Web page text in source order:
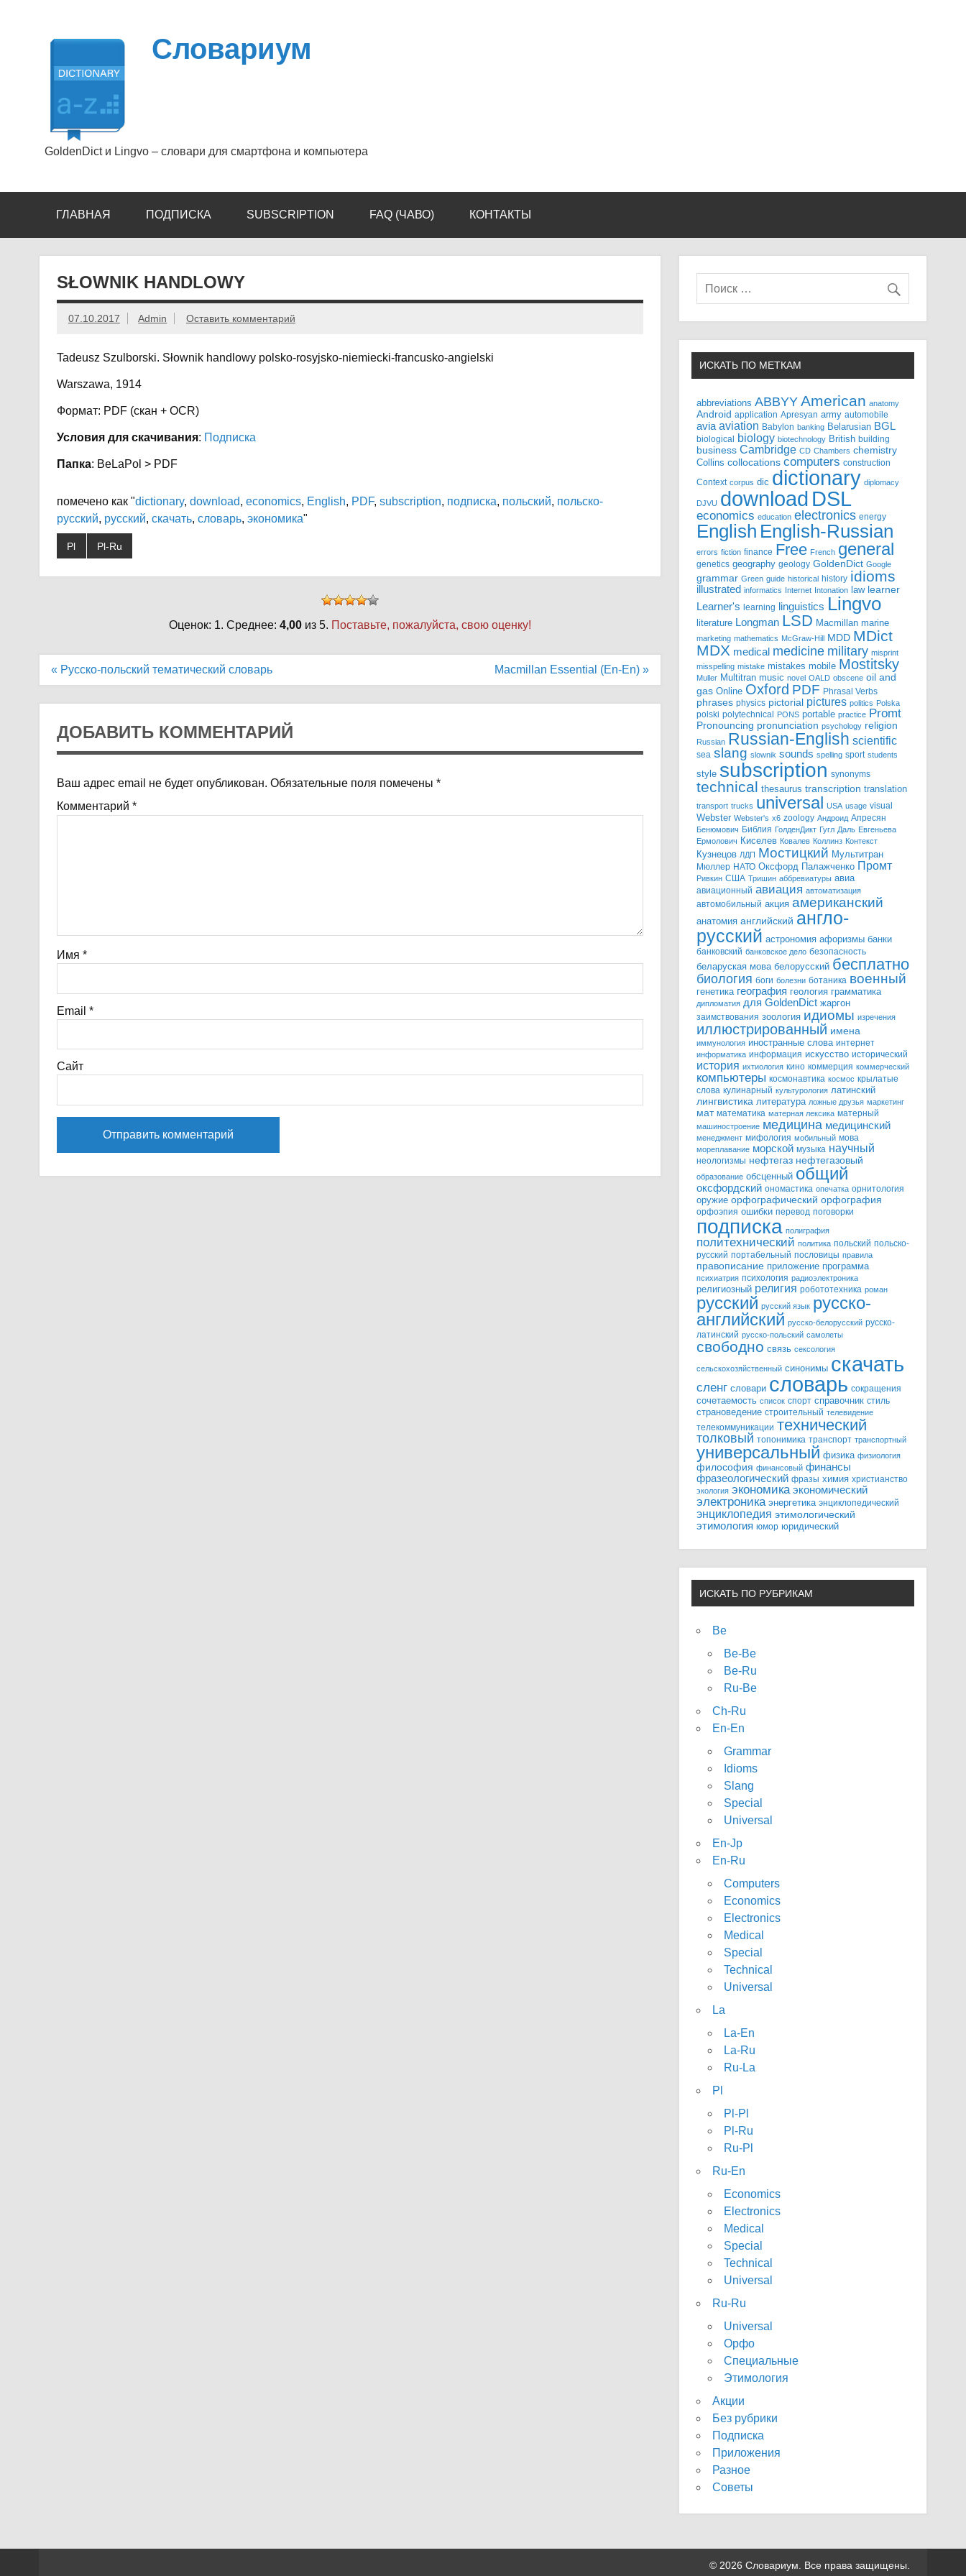
Словариум
GoldenDict и Lingvo – словари для смартфона и компьютера
ГЛАВНАЯ ПОДПИСКА SUBSCRIPTION FAQ (ЧАВО) КОНТАКТЫ
SŁOWNIK HANDLOWY
07.10.2017 Admin Оставить комментарий
Tadeusz Szulborski. Słownik handlowy polsko-rosyjsko-niemiecki-francusko-angielski
Warszawa, 1914
Формат: PDF (скан + OCR)
Условия для скачивания: Подписка
Папка: BeLaPol > PDF
помечено как "dictionary, download, economics, English, PDF, subscription, подписка, польский, польско-
русский, русский, скачать, словарь, экономика"
Pl Pl-Ru
Оценок: 1. Среднее: 4,00из 5. Поставьте, пожалуйста, свою оценку!
Навигация
« Русско-польский тематический словарь Macmillan Essential (En-En) »
ДОБАВИТЬ КОММЕНТАРИЙ
Ваш адрес email не будет опубликован. Обязательные поля помечены *
Комментарий *
Имя *
Email *
Сайт
ИСКАТЬ ПО МЕТКАМ
abbreviations ABBYY American anatomy
Android application Apresyan army automobile
avia aviation Babylon banking Belarusian BGL
biological biology biotechnology British building
business Cambridge CD Chambers chemistry
Collins collocations computers construction
Context corpus dic dictionary diplomacy
DJVU download DSL
economics education electronics energy
English English-Russian
errors fiction finance Free French general
genetics geography geology GoldenDict Google
grammar Green guide historical history idioms
illustrated informatics Internet Intonation law learner
Learner's learning linguistics Lingvo
literature Longman LSD Macmillan marine
marketing mathematics McGraw-Hill MDD MDict
MDX medical medicine military misprint
misspelling mistake mistakes mobile Mostitsky
Muller Multitran music novel OALD obscene oil and
gas Online Oxford PDF Phrasal Verbs
phrases physics pictorial pictures politics Polska
polski polytechnical PONS portable practice Promt
Pronouncing pronunciation psychology religion
Russian Russian-English scientific
sea slang slownik sounds spelling sport students
style subscription synonyms
technical thesaurus transcription translation
transport trucks universal USA usage visual
Webster Webster's x6 zoology Андроид Апресян
Бенюмович Библия ГолденДикт Гугл Даль Евгеньева
Ермолович Киселев Ковалев Коллинз Контекст
Кузнецов ЛДП Мостицкий Мультитран
Мюллер НАТО Оксфорд Палажченко Промт
Ривкин США Тришин аббревиатуры авиа
авиационный авиация автоматизация
автомобильный акция американский
анатомия английский англо-
русский астрономия афоризмы банки
банковский банковское дело безопасность
беларуская мова белорусский бесплатно
биология боги болезни ботаника военный
генетика география геология грамматика
дипломатия для GoldenDict жаргон
заимствования зоология идиомы изречения
иллюстрированный имена
иммунология иностранные слова интернет
информатика информация искусство исторический
история ихтиология кино коммерция коммерческий
компьютеры космонавтика космос крылатые
слова кулинарный культурология латинский
лингвистика литература ложные друзья маркетинг
мат математика матерная лексика матерный
машиностроение медицина медицинский
менеджмент мифология мобильный мова
мореплавание морской музыка научный
неологизмы нефтегаз нефтегазовый
образование обсценный общий
оксфордский ономастика опечатка орнитология
оружие орфографический орфография
орфоэпия ошибки перевод поговорки
подписка полиграфия
политехнический политика польский польско-
русский портабельный пословицы правила
правописание приложение программа
психиатрия психология радиоэлектроника
религиозный религия робототехника роман
русский русский язык русско-
английский русско-белорусский русско-
латинский русско-польский самолеты
свободно связь сексология
сельскохозяйственный синонимы скачать
сленг словари словарь сокращения
сочетаемость список спорт справочник стиль
страноведение строительный телевидение
телекоммуникации технический
толковый топонимика транспорт транспортный
универсальный физика физиология
философия финансовый финансы
фразеологический фразы химия христианство
экология экономика экономический
электроника энергетика энциклопедический
энциклопедия этимологический
этимология юмор юридический
ИСКАТЬ ПО РУБРИКАМ
Be
Be-Be
Be-Ru
Ru-Be
Ch-Ru
En-En
Grammar
Idioms
Slang
Special
Universal
En-Jp
En-Ru
Computers
Economics
Electronics
Medical
Special
Technical
Universal
La
La-En
La-Ru
Ru-La
Pl
Pl-Pl
Pl-Ru
Ru-Pl
Ru-En
Economics
Electronics
Medical
Special
Technical
Universal
Ru-Ru
Universal
Орфо
Специальные
Этимология
Акции
Без рубрики
Подписка
Приложения
Разное
Советы
© 2026 Словариум. Все права защищены.